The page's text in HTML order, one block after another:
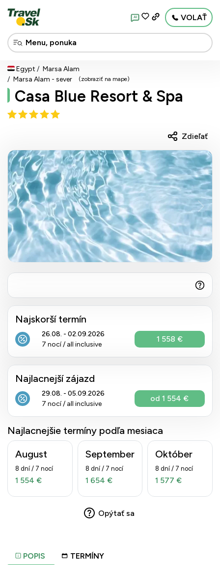
AI VOLAŤ
Egypt
Marsa Alam
Marsa Alam - sever
(zobraziť na mape)
Casa Blue Resort & Spa
Zdieľať
POPIS TERMÍNY
Najskorší termín
26.08. - 02.09.2026
7 nocí / all inclusive
1 558 €
Najlacnejší zájazd
29.08. - 05.09.2026
7 nocí / all inclusive
od 1 554 €
Najlacnejšie termíny podľa mesiaca
August
8 dní / 7 nocí
1 554 €
September
8 dní / 7 nocí
1 654 €
Október
8 dní / 7 nocí
1 577 €
Opýtať sa